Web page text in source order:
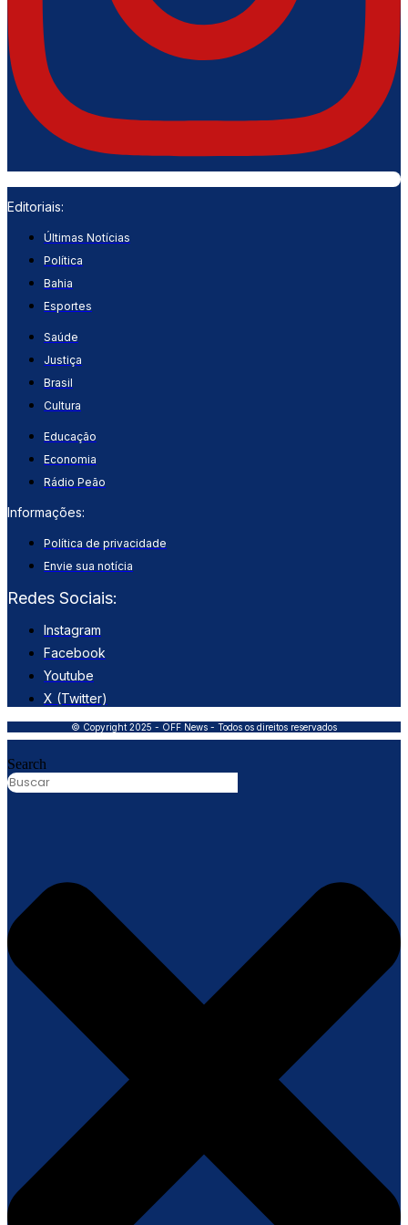
Editoriais:
Últimas Notícias
Política
Bahia
Esportes
Saúde
Justiça
Brasil
Cultura
Educação
Economia
Rádio Peão
Informações:
Política de privacidade
Envie sua notícia
Redes Sociais:
Instagram
Facebook
Youtube
X (Twitter)
© Copyright 2025 - OFF News - Todos os direitos reservados
Search